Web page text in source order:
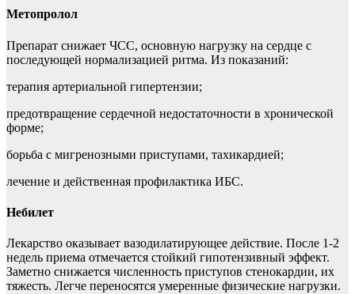
Метопролол
Препарат снижает ЧСС, основную нагрузку на сердце с
последующей нормализацией ритма. Из показаний:
терапия артериальной гипертензии;
предотвращение сердечной недостаточности в хронической
форме;
борьба с мигренозными приступами, тахикардией;
лечение и действенная профилактика ИБС.
Небилет
Лекарство оказывает вазодилатирующее действие. После 1-2
недель приема отмечается стойкий гипотензивный эффект.
Заметно снижается численность приступов стенокардии, их
тяжесть. Легче переносятся умеренные физические нагрузки.